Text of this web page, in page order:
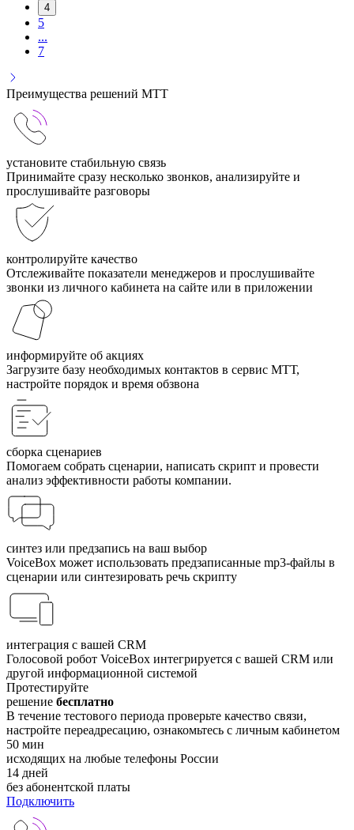
4
5
...
7
Преимущества решений МТТ
установите стабильную связь
Принимайте сразу несколько звонков, анализируйте и
прослушивайте разговоры
контролируйте качество
Отслеживайте показатели менеджеров и прослушивайте
звонки из личного кабинета на сайте или в приложении
информируйте об акциях
Загрузите базу необходимых контактов в сервис МТТ,
настройте порядок и время обзвона
сборка сценариев
Помогаем собрать сценарии, написать скрипт и провести
анализ эффективности работы компании.
синтез или предзапись на ваш выбор
VoiceBox может использовать предзаписанные mp3-файлы в
сценарии или синтезировать речь скрипту
интеграция с вашей CRM
Голосовой робот VoiceBox интегри­руется с вашей CRM или
другой информационной системой
Протестируйте
решение бесплатно
В течение тестового периода проверьте качество связи,
настройте переадресацию, ознакомьтесь с личным кабинетом
50 мин
исходящих на любые телефоны России
14 дней
без абонентской платы
Подключить